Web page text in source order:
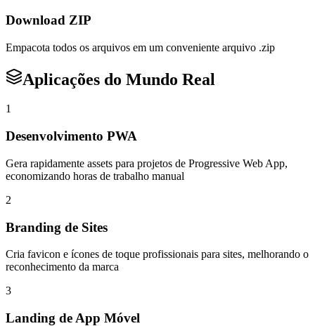
Download ZIP
Empacota todos os arquivos em um conveniente arquivo .zip
Aplicações do Mundo Real
1
Desenvolvimento PWA
Gera rapidamente assets para projetos de Progressive Web App,
economizando horas de trabalho manual
2
Branding de Sites
Cria favicon e ícones de toque profissionais para sites, melhorando o
reconhecimento da marca
3
Landing de App Móvel